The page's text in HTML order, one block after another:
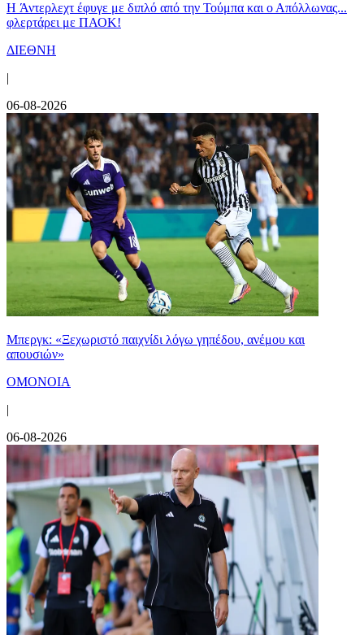
H Άντερλεχτ έφυγε με διπλό από την Τούμπα και ο Απόλλωνας...
φλερτάρει με ΠΑΟΚ!
ΔΙΕΘΝΗ
|
06-08-2026
Μπεργκ: «Ξεχωριστό παιχνίδι λόγω γηπέδου, ανέμου και
απουσιών»
ΟΜΟΝΟΙΑ
|
06-08-2026